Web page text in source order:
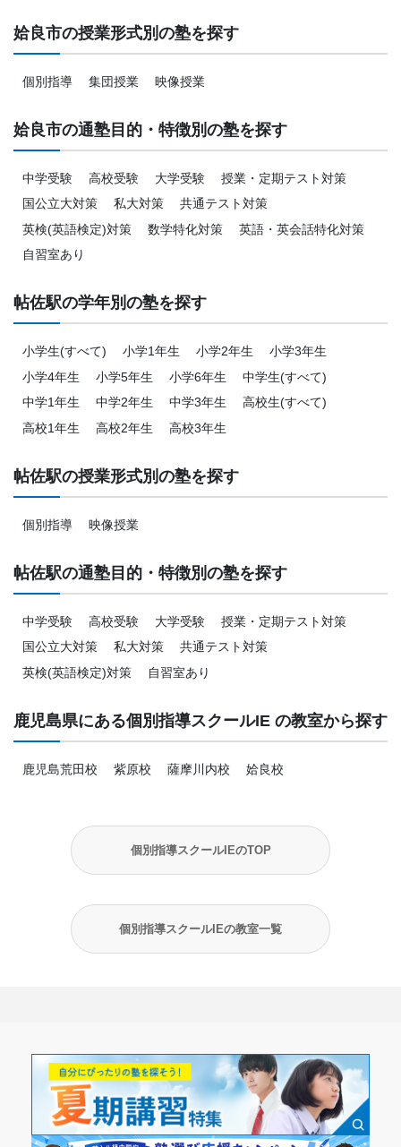
姶良市の授業形式別の塾を探す
個別指導 集団授業 映像授業
姶良市の通塾目的・特徴別の塾を探す
中学受験 高校受験 大学受験
授業・定期テスト対策
国公立大対策
私大対策
共通テスト対策
英検(英語検定)対策
数学特化対策
英語・英会話特化対策
自習室あり
帖佐駅の学年別の塾を探す
小学生(すべて) 小学1年生 小学2年生
小学3年生
小学4年生
小学5年生 小学6年生
中学生(すべて)
中学1年生
中学2年生 中学3年生
高校生(すべて)
高校1年生
高校2年生 高校3年生
帖佐駅の授業形式別の塾を探す
個別指導 映像授業
帖佐駅の通塾目的・特徴別の塾を探す
中学受験 高校受験 大学受験
授業・定期テスト対策
国公立大対策
私大対策
共通テスト対策
英検(英語検定)対策
自習室あり
鹿児島県にある個別指導スクールIE の教室から探す
鹿児島荒田校 紫原校 薩摩川内校 姶良校
個別指導スクールIEのTOP
個別指導スクールIEの教室一覧